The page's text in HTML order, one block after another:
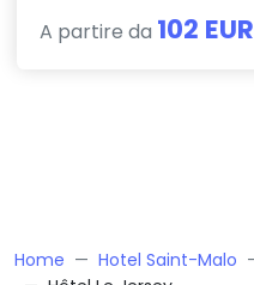
A partire da 102 EUR
Home Hotel Saint-Malo